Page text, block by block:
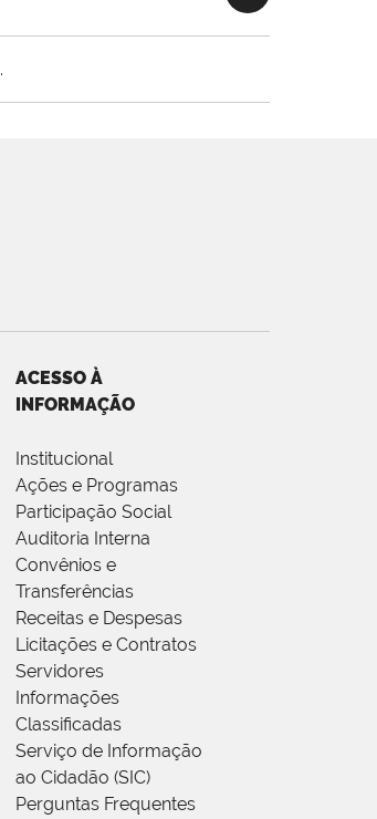
.
ACESSO À
INFORMAÇÃO
Institucional
Ações e Programas
Participação Social
Auditoria Interna
Convênios e
Transferências
Receitas e Despesas
Licitações e Contratos
Servidores
Informações
Classificadas
Serviço de Informação
ao Cidadão (SIC)
Perguntas Frequentes